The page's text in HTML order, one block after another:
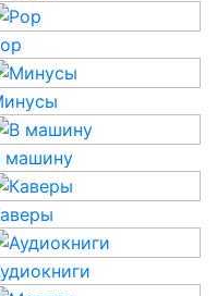
машину